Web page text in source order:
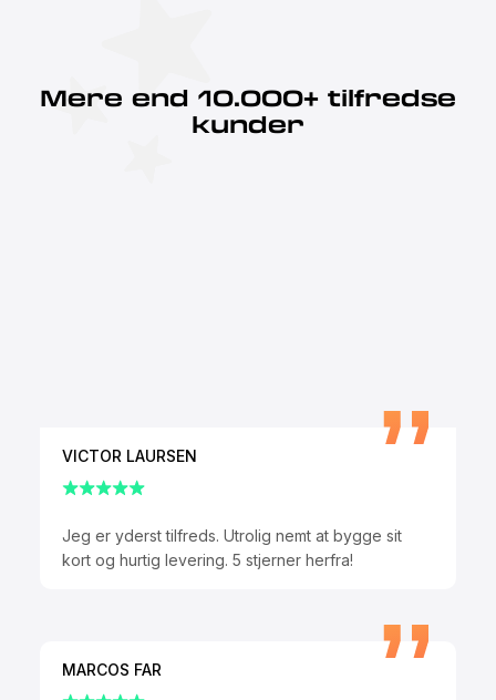
Mere end 10.000+ tilfredse
kunder
VICTOR LAURSEN
Jeg er yderst tilfreds. Utrolig nemt at bygge sit
kort og hurtig levering. 5 stjerner herfra!
MARCOS FAR